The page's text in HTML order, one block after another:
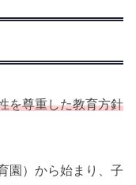
を尊重した教育方針
園）から始まり、子